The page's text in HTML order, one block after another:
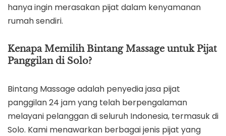
hanya ingin merasakan pijat dalam kenyamanan
rumah sendiri.
Kenapa Memilih Bintang Massage untuk Pijat
Panggilan di Solo?
Bintang Massage adalah penyedia jasa pijat
panggilan 24 jam yang telah berpengalaman
melayani pelanggan di seluruh Indonesia, termasuk di
Solo. Kami menawarkan berbagai jenis pijat yang